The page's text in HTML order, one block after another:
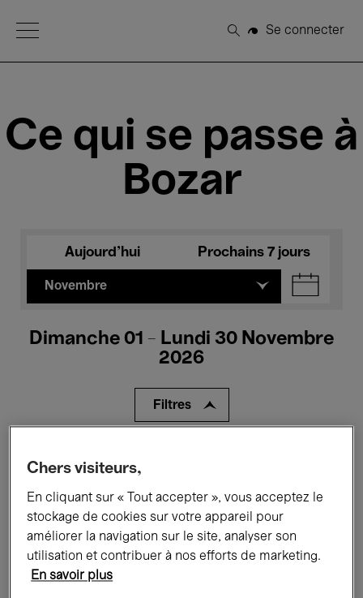
Open Menu
Rechercher
Se connecter
Ce qui se passe à
Bozar
Aujourd'hui Prochains 7 jours
Novembre
Dimanche 01 - Lundi 30 Novembre
2026
Filtres
Expositions Films Performances
Rencontres & Débats Jazz
Musique classique
Chers visiteurs,
En cliquant sur « Tout accepter », vous acceptez le
stockage de cookies sur votre appareil pour
améliorer la navigation sur le site, analyser son
utilisation et contribuer à nos efforts de marketing.
En savoir plus